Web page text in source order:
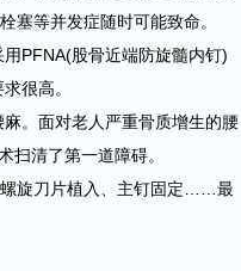
塞等并发症随时可能致命。
PFNA(股骨近端防旋髓内钉)
很高。
。面对老人严重骨质增生的腰
扫清了第一道障碍。
螺旋刀片植入、主钉固定……最